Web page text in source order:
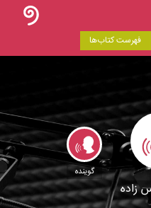
فهرست کتاب‌ها
گوینده
زاده